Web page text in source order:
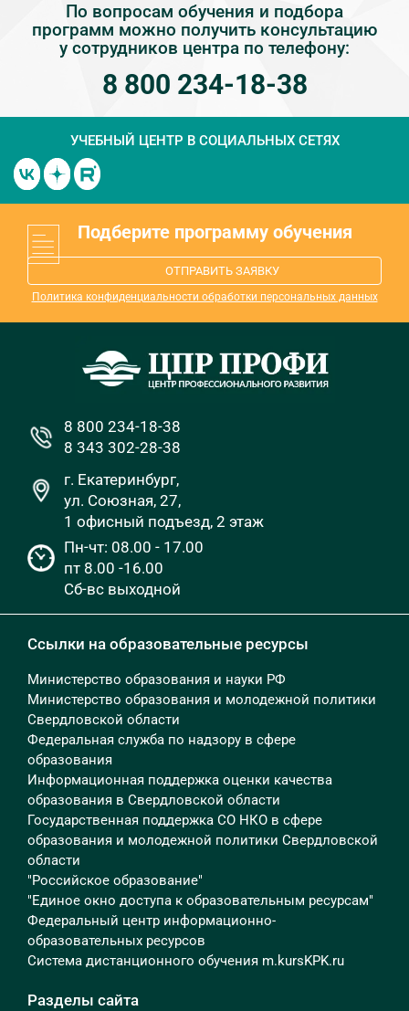
По вопросам обучения и подбора
программ можно получить консультацию
у сотрудников центра по телефону:
8 800 234-18-38
УЧЕБНЫЙ ЦЕНТР В СОЦИАЛЬНЫХ СЕТЯХ
Подберите программу обучения
ОТПРАВИТЬ ЗАЯВКУ
Политика конфиденциальности обработки персональных данных
8 800 234-18-38
8 343 302-28-38
г. Екатеринбург,
ул. Союзная, 27,
1 офисный подъезд, 2 этаж
Пн-чт: 08.00 - 17.00
пт 8.00 -16.00
Сб-вс выходной
Ссылки на образовательные ресурсы
Министерство образования и науки РФ
Министерство образования и молодежной политики
Свердловской области
Федеральная служба по надзору в сфере
образования
Информационная поддержка оценки качества
образования в Свердловской области
Государственная поддержка СО НКО в сфере
образования и молодежной политики Свердловской
области
"Российское образование"
"Единое окно доступа к образовательным ресурсам"
Федеральный центр информационно-
образовательных ресурсов
Система дистанционного обучения m.kursKPK.ru
Разделы сайта